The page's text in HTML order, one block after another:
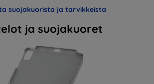
suojakuorista ja tarvikkeista
ja suojakuoret